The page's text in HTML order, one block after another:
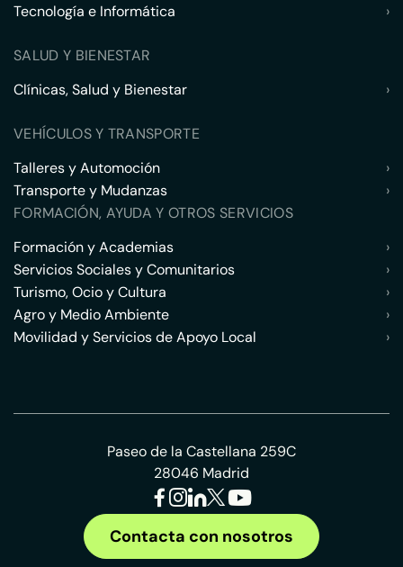
Tecnología e Informática
›
SALUD Y BIENESTAR
Clínicas, Salud y Bienestar
›
VEHÍCULOS Y TRANSPORTE
Talleres y Automoción
›
Transporte y Mudanzas
›
FORMACIÓN, AYUDA Y OTROS SERVICIOS
Formación y Academias
›
Servicios Sociales y Comunitarios
›
Turismo, Ocio y Cultura
›
Agro y Medio Ambiente
›
Movilidad y Servicios de Apoyo Local
›
Paseo de la Castellana 259C
28046 Madrid
Contacta con nosotros